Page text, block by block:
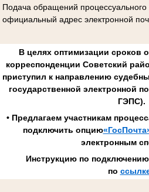
Подача обращений процессуального
официальный адрес электронной
В целях оптимизации сроков
корреспонденции Советский
приступил к направлению
государственной электронной
ГЭПС).
• Предлагаем участникам
подключить опцию
электронным
Инструкцию по
по